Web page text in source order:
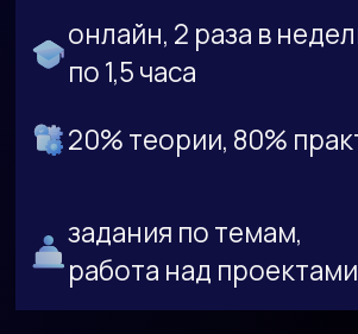
программа для ИТ-специалистов,
направленная на освоение современной
методологии AI-driven разработки
с кодовыми агентами. Программа
охватывает полный цикл создания fullstack
программы